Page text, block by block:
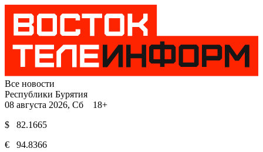
Все новости
Республики Бурятия
08 августа 2026, Сб 18+
$ 82.1665
€ 94.8366